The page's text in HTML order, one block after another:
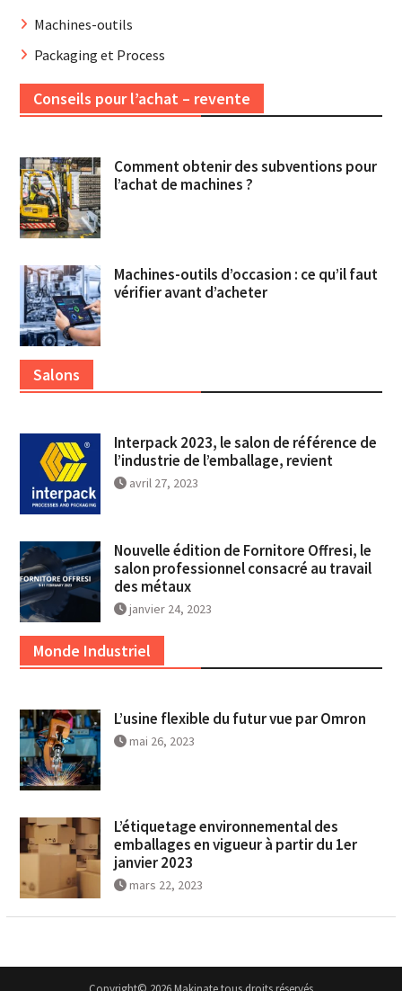
Machines-outils
Packaging et Process
Conseils pour l’achat – revente
Comment obtenir des subventions pour
l’achat de machines ?
Machines-outils d’occasion : ce qu’il faut
vérifier avant d’acheter
Salons
Interpack 2023, le salon de référence de
l’industrie de l’emballage, revient
avril 27, 2023
Nouvelle édition de Fornitore Offresi, le
salon professionnel consacré au travail
des métaux
janvier 24, 2023
Monde Industriel
L’usine flexible du futur vue par Omron
mai 26, 2023
L’étiquetage environnemental des
emballages en vigueur à partir du 1er
janvier 2023
mars 22, 2023